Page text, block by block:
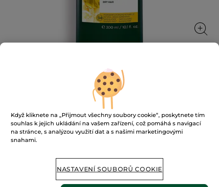
Vyživující šampon
Jemně čistí a vyživuje vlasy
★★★★★
★★★★★
hodnota
PŘIDAT HODNOCENÍ
NENÍ SKLADEM
Když kliknete na „Přijmout všechny soubory cookie“, poskytnete tím
souhlas k jejich ukládání na vašem zařízení, což pomáhá s navigací
na stránce, s analýzou využití dat a s našimi marketingovými
snahami.
NASTAVENÍ SOUBORŮ COOKIE